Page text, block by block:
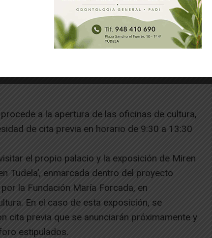
a la apertura de las oficinas de cultura,
de cita previa en horario de 9:30 a 13:30
el propio palacio y la exposición de Miren
Tudela’, enmarcada dentro del proyecto
la Fundación María Forcada, en
En el caso de esta exposición, se
cita previa que se anunciarán próximamente y
estipulados.